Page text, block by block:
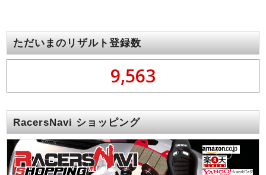
ただいまのリザルト登録数
9,563
RacersNavi ショッピング